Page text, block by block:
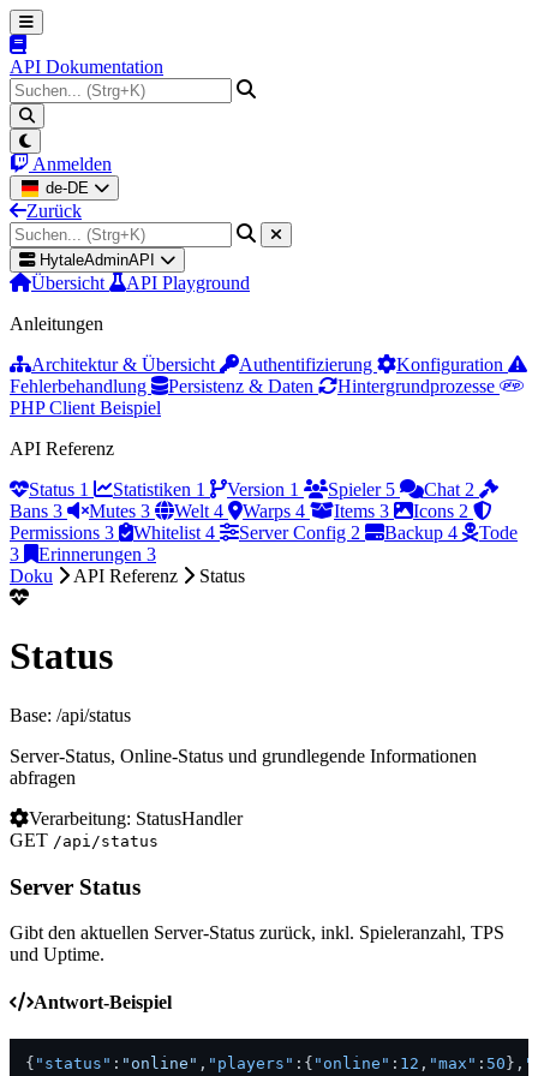
API Dokumentation
Anmelden
de-DE
Zurück
HytaleAdminAPI
Übersicht
API Playground
Anleitungen
Architektur & Übersicht
Authentifizierung
Konfiguration
Fehlerbehandlung
Persistenz & Daten
Hintergrundprozesse
PHP Client Beispiel
API Referenz
Status 1 Statistiken 1 Version 1 Spieler 5 Chat 2
Bans 3 Mutes 3 Welt 4 Warps 4 Items 3 Icons 2
Permissions 3 Whitelist 4 Server Config 2 Backup 4
Tode
3
Erinnerungen 3
Doku
API Referenz Status
Status
Base: /api/status
Server-Status, Online-Status und grundlegende Informationen
abfragen
Verarbeitung: StatusHandler
GET /api/status
Server Status
Gibt den aktuellen Server-Status zurück, inkl. Spieleranzahl, TPS
und Uptime.
Antwort-Beispiel
{ "status" : "online" , "players" : { "online" : 12 , "max" : 50 } ,